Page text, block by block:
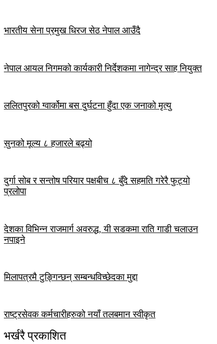
भारतीय सेना प्रमुख धिरज सेठ नेपाल आउँदै
नेपाल आयल निगमको कार्यकारी निर्देशकमा नागेन्द्र साह नियुक्त
ललितपुरको ग्वार्कोमा बस दुर्घटना हुँदा एक जनाको मृत्यु
सुनको मूल्य ८ हजारले बढ्यो
दुर्गा सोब र सन्तोष परियार पक्षबीच ८ बुँदे सहमति गरेरै फुट्यो
प्रलोपा
देशका विभिन्न राजमार्ग अवरुद्ध, यी सडकमा राति गाडी चलाउन
नपाइने
मिलापत्रमै टुङ्गिन्छन् सम्बन्धविच्छेदका मुद्दा
राष्ट्रसेवक कर्मचारीहरुको नयाँ तलबमान स्वीकृत
भर्खरै प्रकाशित